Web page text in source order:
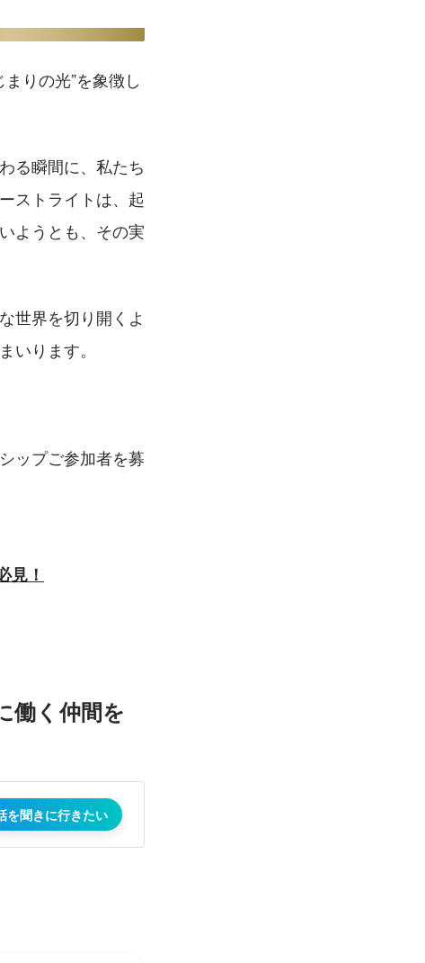
りの光”を象徴し
る瞬間に、私たち
ストライトは、起
ようとも、その実
世界を切り開くよ
いります。
ップご参加者を募
見！
働く仲間を
を聞きに行きたい